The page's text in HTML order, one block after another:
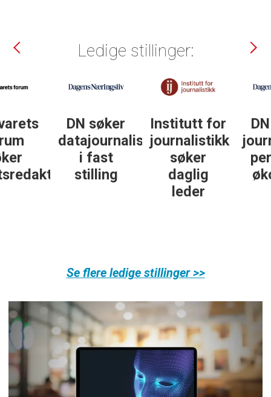
Ledige stillinger:
DN søker
datajournalist
stilling
Institutt for
journalistikk
daglig
DN søker
journalist
personlig
økonomi
Se flere ledige stillinger >>